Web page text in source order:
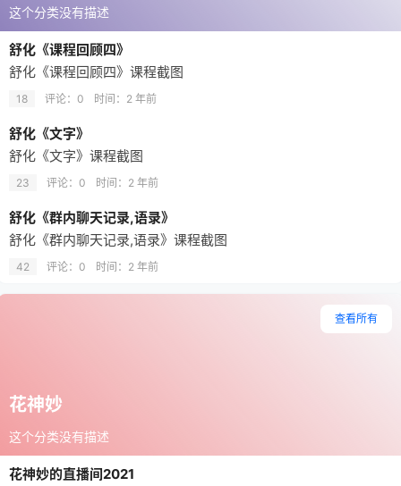
这个分类没有描述
舒化《课程回顾四》
舒化《课程回顾四》课程截图
18 评论：0 时间： 2 年前
舒化《文字》
舒化《文字》课程截图
23 评论：0 时间： 2 年前
舒化《群内聊天记录,语录》
舒化《群内聊天记录,语录》课程截图
42 评论：0 时间： 2 年前
花神妙
这个分类没有描述
查看所有
花神妙的直播间2021